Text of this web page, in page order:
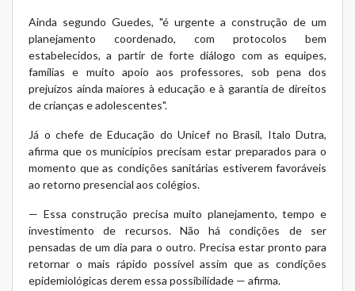
Ainda segundo Guedes, "é urgente a construção de um
planejamento coordenado, com protocolos bem
estabelecidos, a partir de forte diálogo com as equipes,
famílias e muito apoio aos professores, sob pena dos
prejuízos ainda maiores à educação e à garantia de direitos
de crianças e adolescentes".
Já o chefe de Educação do Unicef no Brasil, Italo Dutra,
afirma que os municípios precisam estar preparados para o
momento que as condições sanitárias estiverem favoráveis
ao retorno presencial aos colégios.
— Essa construção precisa muito planejamento, tempo e
investimento de recursos. Não há condições de ser
pensadas de um dia para o outro. Precisa estar pronto para
retornar o mais rápido possível assim que as condições
epidemiológicas derem essa possibilidade — afirma.